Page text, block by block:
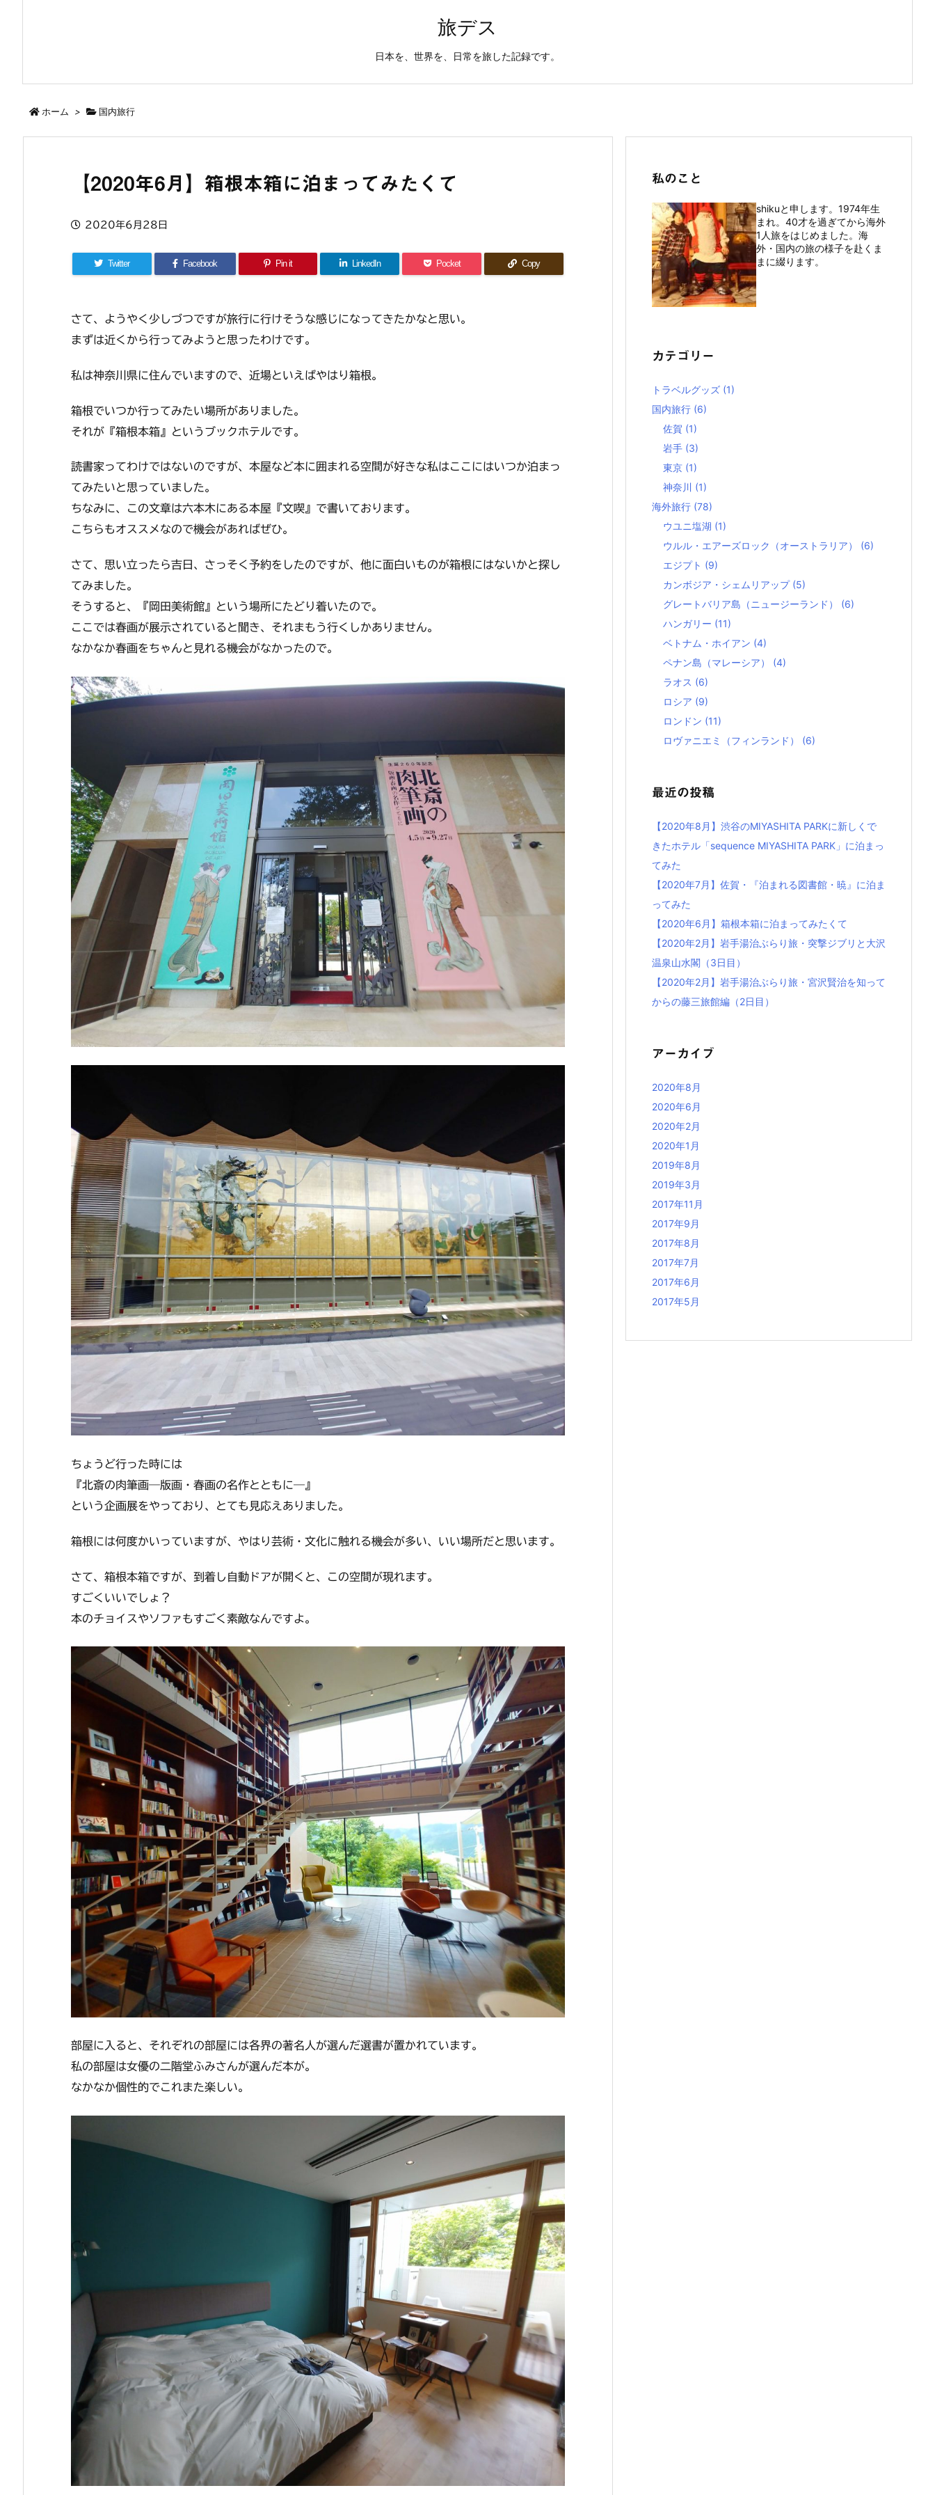
旅デス
日本を、世界を、日常を旅した記録です。
ホーム > 国内旅行
【2020年6月】箱根本箱に泊まってみたくて
2020年6月28日
Twitter Facebook Pin it LinkedIn Pocket Copy
さて、ようやく少しづつですが旅行に行けそうな感じになってきたかなと思い。
まずは近くから行ってみようと思ったわけです。
私は神奈川県に住んでいますので、近場といえばやはり箱根。
箱根でいつか行ってみたい場所がありました。
それが『箱根本箱』というブックホテルです。
読書家ってわけではないのですが、本屋など本に囲まれる空間が好きな私はここにはいつか泊まっ
てみたいと思っていました。
ちなみに、この文章は六本木にある本屋『文喫』で書いております。
こちらもオススメなので機会があればぜひ。
さて、思い立ったら吉日、さっそく予約をしたのですが、他に面白いものが箱根にはないかと探し
てみました。
そうすると、『岡田美術館』という場所にたどり着いたので。
ここでは春画が展示されていると聞き、それまもう行くしかありません。
なかなか春画をちゃんと見れる機会がなかったので。
ちょうど行った時には
『北斎の肉筆画―版画・春画の名作とともに―』
という企画展をやっており、とても見応えありました。
箱根には何度かいっていますが、やはり芸術・文化に触れる機会が多い、いい場所だと思います。
さて、箱根本箱ですが、到着し自動ドアが開くと、この空間が現れます。
すごくいいでしょ？
本のチョイスやソファもすごく素敵なんですよ。
部屋に入ると、それぞれの部屋には各界の著名人が選んだ選書が置かれています。
私の部屋は女優の二階堂ふみさんが選んだ本が。
なかなか個性的でこれまた楽しい。
私のこと
shikuと申します。1974年生
まれ。40才を過ぎてから海外
1人旅をはじめました。海
外・国内の旅の様子を赴くま
まに綴ります。
カテゴリー
トラベルグッズ (1)
国内旅行 (6)
佐賀 (1)
岩手 (3)
東京 (1)
神奈川 (1)
海外旅行 (78)
ウユニ塩湖 (1)
ウルル・エアーズロック（オーストラリア） (6)
エジプト (9)
カンボジア・シェムリアップ (5)
グレートバリア島（ニュージーランド） (6)
ハンガリー (11)
ベトナム・ホイアン (4)
ペナン島（マレーシア） (4)
ラオス (6)
ロシア (9)
ロンドン (11)
ロヴァニエミ（フィンランド） (6)
最近の投稿
【2020年8月】渋谷のMIYASHITA PARKに新しくで
きたホテル「sequence MIYASHITA PARK」に泊まっ
てみた
【2020年7月】佐賀・『泊まれる図書館・暁』に泊ま
ってみた
【2020年6月】箱根本箱に泊まってみたくて
【2020年2月】岩手湯治ぶらり旅・突撃ジブリと大沢
温泉山水閣（3日目）
【2020年2月】岩手湯治ぶらり旅・宮沢賢治を知って
からの藤三旅館編（2日目）
アーカイブ
2020年8月
2020年6月
2020年2月
2020年1月
2019年8月
2019年3月
2017年11月
2017年9月
2017年8月
2017年7月
2017年6月
2017年5月